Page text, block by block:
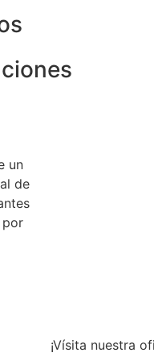
un
de
¡Vísita nuestra